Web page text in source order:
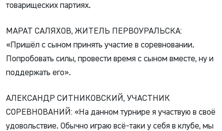
товарищеских партиях.
МАРАТ САЛЯХОВ, ЖИТЕЛЬ ПЕРВОУРАЛЬСКА:
«Пришёл с сыном принять участие в соревновании.
Попробовать силы, провести время с сыном вместе, ну и
поддержать его».
АЛЕКСАНДР СИТНИКОВСКИЙ, УЧАСТНИК
СОРЕВНОВАНИЙ: «На данном турнире я участвую в своё
удовольствие. Обычно играю всё-таки у себя в клубе, мы